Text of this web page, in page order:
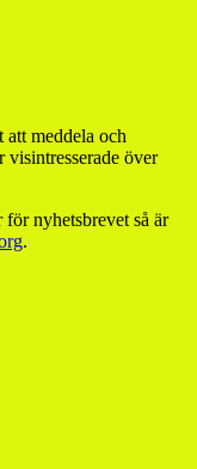
meddela och
visintresserade över
nyhetsbrevet så är
.